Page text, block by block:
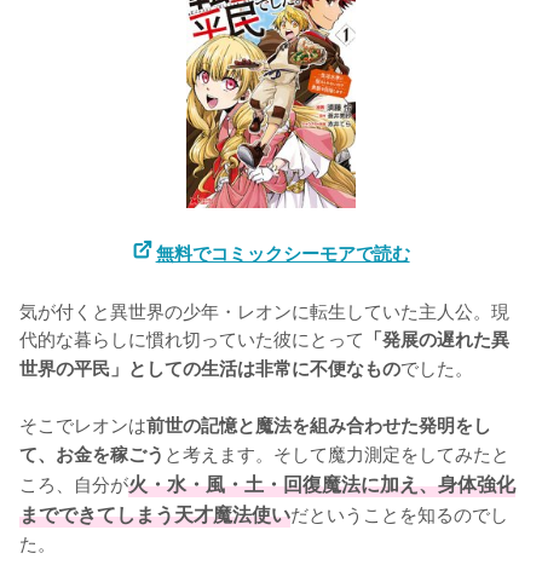
無料でコミックシーモアで読む
気が付くと異世界の少年・レオンに転生していた主人公。現
代的な暮らしに慣れ切っていた彼にとって 「発展の遅れた異
世界の平民」としての生活は非常に不便なものでした。
そこでレオンは前世の記憶と魔法を組み合わせた発明をし
て、お金を稼ごう と考えます。そして魔力測定をしてみたと
ころ、自分が火・水・風・土・回復魔法に加え、身体強化
までできてしまう天才魔法使いだということを知るのでし
た。